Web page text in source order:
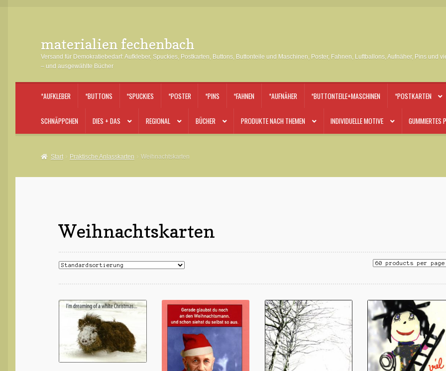
Navigation
springen
Inhalt
springen
materialien fechenbach
Versand für Demokratiebedarf: Aufkleber, Spuckies, Postkarten, Buttons, Buttonteile und Maschinen, Poster, Fahnen, Luftballons, Aufnäher, Pins und
– und ausgewählte Bücher
*AUFKLEBER *BUTTONS *SPUCKIES *POSTER *PINS *FAHNEN *AUFNÄHER *BUTTONTEILE+MASCHINEN *POSTKARTEN
SCHNÄPPCHEN DIES + DAS REGIONAL BÜCHER PRODUKTE NACH THEMEN INDIVIDUELLE MOTIVE GUMMIERTES
Start Praktische Anlasskarten Weihnachtskarten
Weihnachtskarten